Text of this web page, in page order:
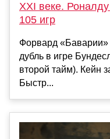
XXI веке.
105 игр
Форвард «Баварии»
дубль в игре
второй тайм). Кейн
Быстр...